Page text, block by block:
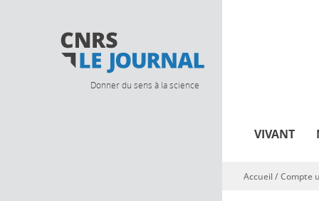
Donner du sens à la science
VIVANT
Vous êtes ici
Accueil/Compte